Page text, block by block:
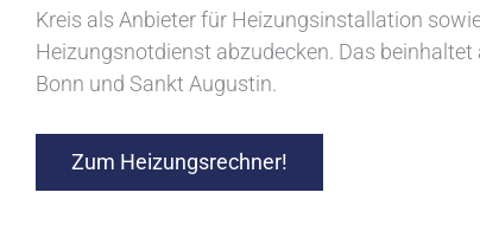
Kreis als Anbieter für Heizungsinstallation
Heizungsnotdienst abzudecken. Das
Bonn und Sankt Augustin.
Zum Heizungsrechner!